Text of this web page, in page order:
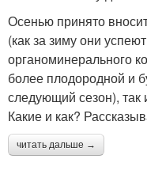
Осенью принято
(как за зиму они
органоминерального
более плодородной и
следующий сезон),
Какие и как?
читать дальше →